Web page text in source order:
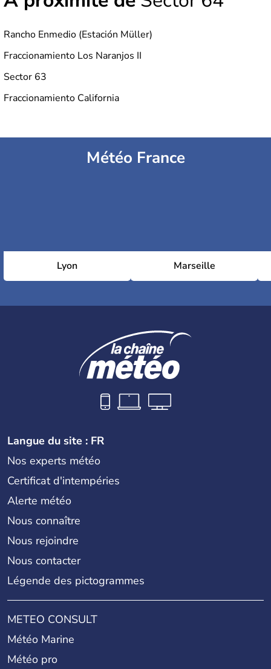
Rancho Enmedio (Estación Müller)
Fraccionamiento Los Naranjos II
Sector 63
Fraccionamiento California
Météo France
Lyon Marseille
Langue du site : FR
Nos experts météo
Certificat d'intempéries
Alerte météo
Nous connaître
Nous rejoindre
Nous contacter
Légende des pictogrammes
METEO CONSULT
Météo Marine
Météo pro